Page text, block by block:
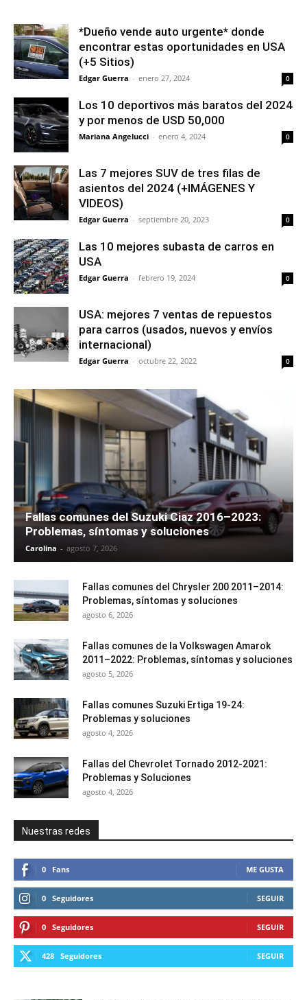
*Dueño vende auto urgente* donde
encontrar estas oportunidades en USA
(+5 Sitios)
Edgar Guerra - enero 27, 2024 0
Los 10 deportivos más baratos del 2024
y por menos de USD 50,000
Mariana Angelucci - enero 4, 2024 0
Las 7 mejores SUV de tres filas de
asientos del 2024 (+IMÁGENES Y
VIDEOS)
Edgar Guerra - septiembre 20, 2023 0
Las 10 mejores subasta de carros en
USA
Edgar Guerra - febrero 19, 2024 0
USA: mejores 7 ventas de repuestos
para carros (usados, nuevos y envíos
internacional)
Edgar Guerra - octubre 22, 2022 0
Fallas comunes del Suzuki Ciaz 2016–2023:
Problemas, síntomas y soluciones
Carolina - agosto 7, 2026
Fallas comunes del Chrysler 200 2011–2014:
Problemas, síntomas y soluciones
agosto 6, 2026
Fallas comunes de la Volkswagen Amarok
2011–2022: Problemas, síntomas y soluciones
agosto 5, 2026
Fallas comunes Suzuki Ertiga 19-24:
Problemas y soluciones
agosto 4, 2026
Fallas del Chevrolet Tornado 2012-2021:
Problemas y Soluciones
agosto 4, 2026
Nuestras redes
0 Fans ME GUSTA
0 Seguidores SEGUIR
0 Seguidores SEGUIR
428 Seguidores SEGUIR